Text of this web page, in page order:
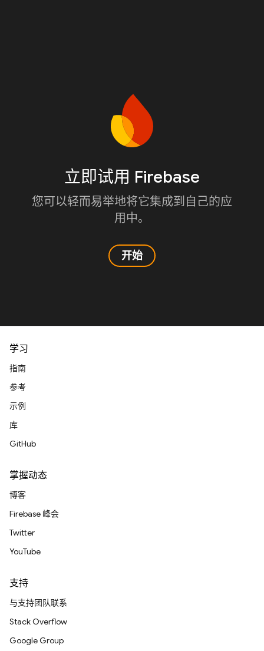
立即试用 Firebase
您可以轻而易举地将它集成到自己的应
用中。
开始
学习
指南
参考
示例
库
GitHub
掌握动态
博客
Firebase 峰会
Twitter
YouTube
支持
与支持团队联系
Stack Overflow
Google Group